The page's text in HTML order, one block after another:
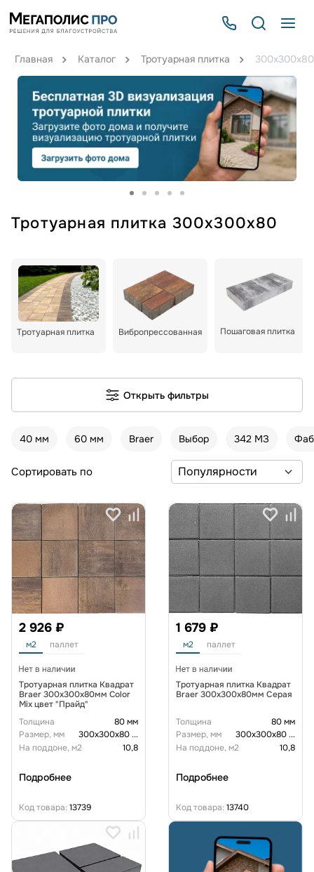
Главная Каталог Тротуарная плитка 300х300х80
Тротуарная плитка 300х300х80
Тротуарная плитка Вибропрессованная Пошаговая плитка
Открыть фильтры
40 мм 60 мм Braer Выбор 342 МЗ
Сортировать по
2 926 ₽
м2 паллет
Тротуарная плитка Квадрат
Braer 300х300х80мм Color
Mix цвет "Прайд"
Толщина
80 мм
Размер, мм
300х300х80...
На поддоне, м2
10,8
Подробнее
Код товара: 13739
1 679 ₽
м2 паллет
Тротуарная плитка Квадрат
Braer 300х300х80мм Серая
Толщина
80 мм
Размер, мм
300х300х80...
На поддоне, м2
10,8
Подробнее
Код товара: 13740